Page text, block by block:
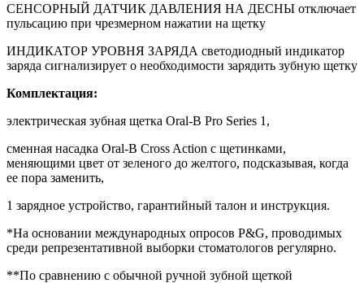
СЕНСОРНЫЙ ДАТЧИК ДАВЛЕНИЯ НА ДЕСНЫ отключает
пульсацию при чрезмерном нажатии на щетку
ИНДИКАТОР УРОВНЯ ЗАРЯДА светодиодный индикатор
заряда сигнализирует о необходимости зарядить зубную щетку
Комплектация:
электрическая зубная щетка Oral-B Pro Series 1,
сменная насадка Oral-B Cross Action с щетинками,
меняющими цвет от зеленого до желтого, подсказывая, когда
ее пора заменить,
1 зарядное устройство, гарантийный талон и инструкция.
*На основании международных опросов P&G, проводимых
среди репрезентативной выборки стоматологов регулярно.
**По сравнению с обычной ручной зубной щеткой